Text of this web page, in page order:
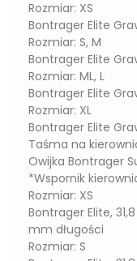
Rozmiar: XS
Bontrager Elite
Rozmiar: S, M
Bontrager Elite
Rozmiar: ML, L
Bontrager Elite
Rozmiar: XL
Bontrager Elite
Taśma na
Owijka Bontrager
*Wspornik
Rozmiar: XS
Bontrager Elite,
mm długości
Rozmiar: S